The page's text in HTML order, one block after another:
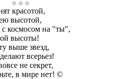
красотой,
высотой,
с космосом на "ты",
высоты!
выше звезд,
всерьез!
не секрет,
в мире нет! ©